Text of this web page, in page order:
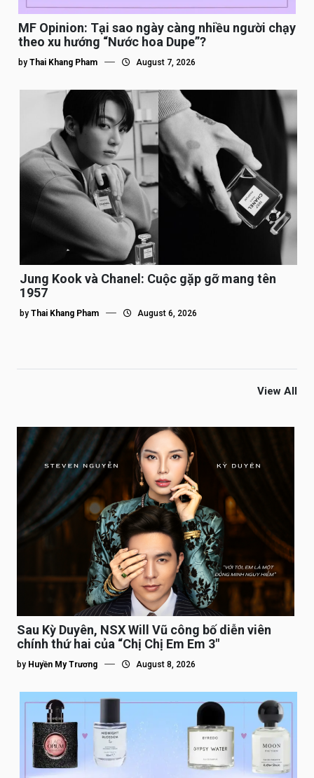
MF Opinion: Tại sao ngày càng nhiều người chạy
theo xu hướng “Nước hoa Dupe”?
by Thai Khang Pham August 7, 2026
Jung Kook và Chanel: Cuộc gặp gỡ mang tên
1957
by Thai Khang Pham August 6, 2026
View All
Sau Kỳ Duyên, NSX Will Vũ công bố diễn viên
chính thứ hai của “Chị Chị Em Em 3″
by Huyền My Trương August 8, 2026